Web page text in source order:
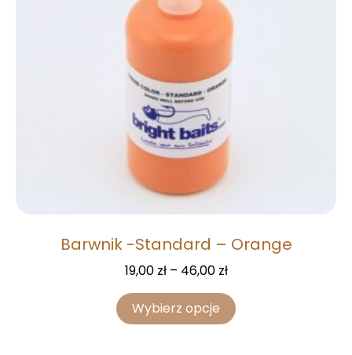
Barwnik -Standard – Orange
19,00 zł – 46,00 zł
Wybierz opcje